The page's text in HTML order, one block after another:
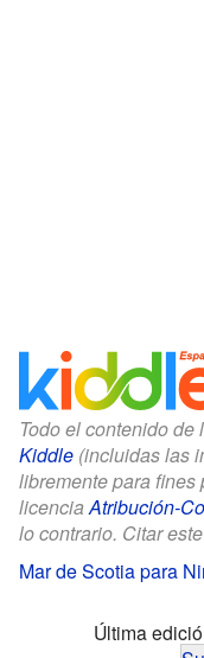
Todo el contenido de
Kiddle (incluidas las
libremente para
licenciaAtribución-
lo contrario. Citar
Mar de Scotia para
Última